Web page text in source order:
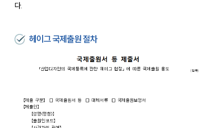
다.
헤이그 국제출원 절차